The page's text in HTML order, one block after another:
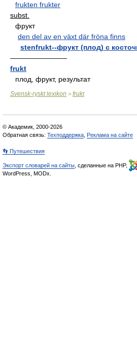
frukten frukter
subst.
фрукт
den del av en växt där fröna finns
stenfrukt--фрукт (плод) с
————————
frukt
плод, фрукт, результат
Svensk-ryskt lexikon > frukt
© Академик, 2000-2026
Обратная связь: Техподдержка Реклама на сайте
👣 Путешествия
Экспорт словарей на сайты , сделанные на PHP,
WordPress, MODx.